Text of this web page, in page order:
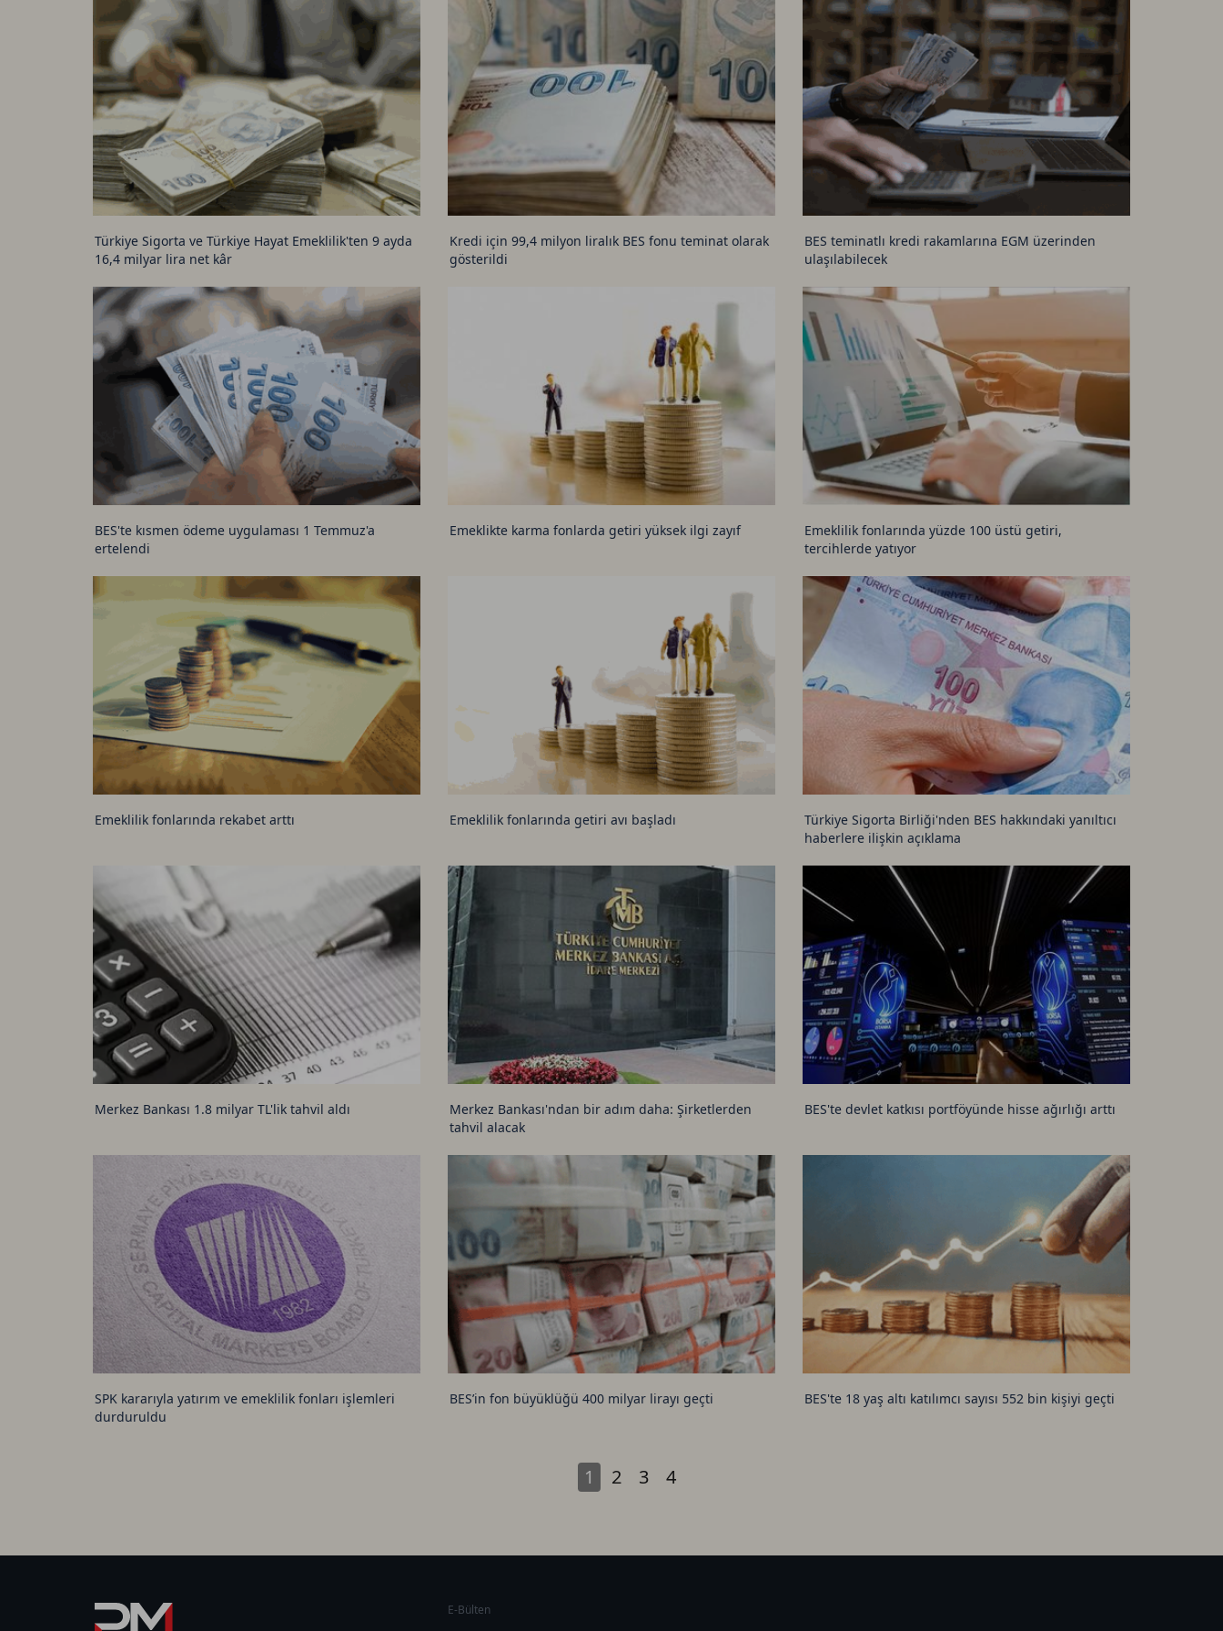
USD Coin TetherUS 1.0005 -0.01
USDT 1.0003 0
TRON TetherUS 0.31
Cardano TetherUS
Dogecoin TetherUS
Türkiye Sigorta ve Türkiye Hayat Emeklilik'ten 9 ayda
16,4 milyar lira net kâr
Kredi için 99,4 milyon liralık BES fonu teminat olarak
gösterildi
BES teminatlı kredi rakamlarına EGM üzerinden
ulaşılabilecek
BES'te kısmen ödeme uygulaması 1 Temmuz'a
ertelendi
Emeklikte karma fonlarda getiri yüksek ilgi zayıf
Emeklilik fonlarında yüzde 100 üstü getiri,
tercihlerde yatıyor
Emeklilik fonlarında rekabet arttı Emeklilik fonlarında getiri avı başladı
Türkiye Sigorta Birliği'nden BES hakkındaki yanıltıcı
haberlere ilişkin açıklama
Merkez Bankası 1.8 milyar TL'lik tahvil aldı
Merkez Bankası'ndan bir adım daha: Şirketlerden
tahvil alacak
BES'te devlet katkısı portföyünde hisse ağırlığı arttı
SPK kararıyla yatırım ve emeklilik fonları işlemleri
durduruldu
BES’in fon büyüklüğü 400 milyar lirayı geçti BES'te 18 yaş altı katılımcı sayısı 552 bin kişiyi geçti
1 2 3 4
E-Bülten